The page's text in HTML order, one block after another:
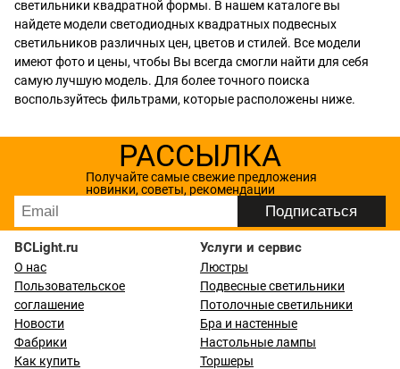
светильники квадратной формы. В нашем каталоге вы
найдете модели светодиодных квадратных подвесных
светильников различных цен, цветов и стилей. Все модели
имеют фото и цены, чтобы Вы всегда смогли найти для себя
самую лучшую модель. Для более точного поиска
воспользуйтесь фильтрами, которые расположены ниже.
РАССЫЛКА
Получайте самые свежие предложения
новинки, советы, рекомендации
BCLight.ru
О нас
Пользовательское
соглашение
Новости
Фабрики
Как купить
Услуги и сервис
Люстры
Подвесные светильники
Потолочные светильники
Бра и настенные
Настольные лампы
Торшеры